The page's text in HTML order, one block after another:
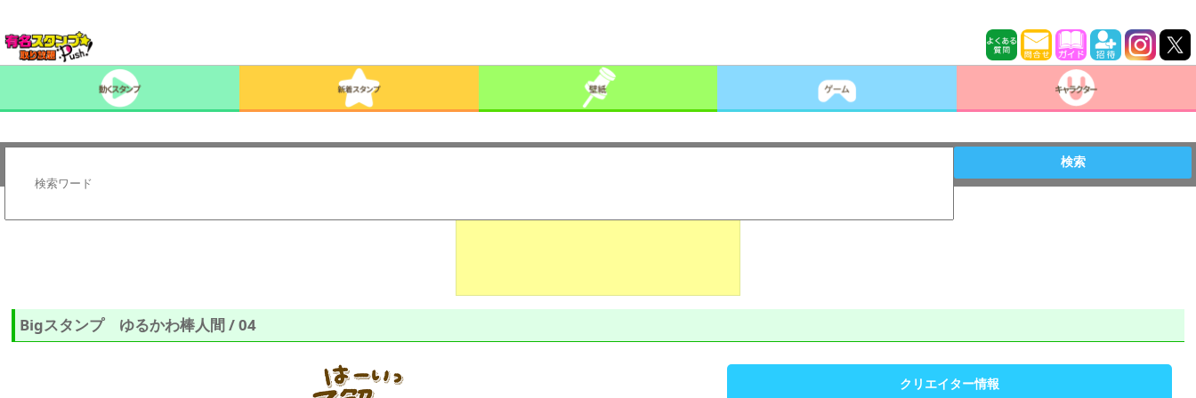
検索
Bigスタンプ ゆるかわ棒人間 / 04
クリエイター情報